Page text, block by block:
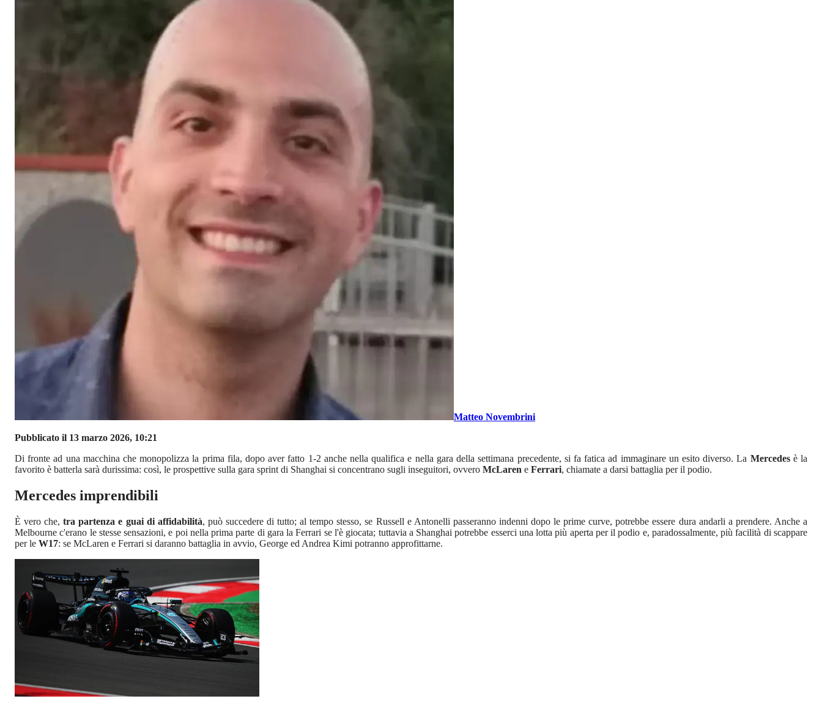
Matteo Novembrini
Pubblicato il 13 marzo 2026, 10:21
Di fronte ad una macchina che monopolizza la prima fila, dopo aver fatto 1-2 anche nella qualifica e nella gara della settimana precedente, si fa fatica ad immaginare un esito diverso. La Mercedes è la
favorito è batterla sarà durissima: così, le prospettive sulla gara sprint di Shanghai si concentrano sugli inseguitori, ovvero McLaren e Ferrari, chiamate a darsi battaglia per il podio.
Mercedes imprendibili
È vero che,tra partenza e guai di affidabilità, può succedere di tutto; al tempo stesso, se Russell e Antonelli passeranno indenni dopo le prime curve, potrebbe essere dura andarli a prendere. Anche a
Melbourne c'erano le stesse sensazioni, e poi nella prima parte di gara la Ferrari se l'è giocata; tuttavia a Shanghai potrebbe esserci una lotta più aperta per il podio e, paradossalmente, più facilità di scappare
per le W17: se McLaren e Ferrari si daranno battaglia in avvio, George ed Andrea Kimi potranno approfittarne.